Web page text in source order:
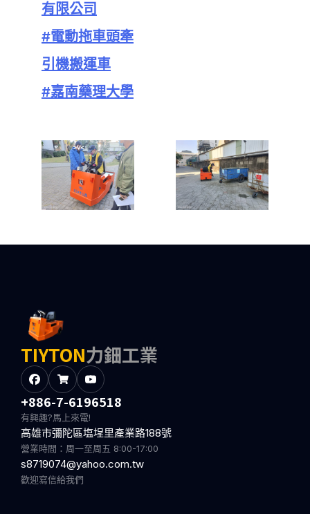
有限公司
#電動拖車頭牽
引機搬運車
#嘉南藥理大學
TIYTON力鈿工業
+886-7-6196518
有興趣?馬上來電!
高雄市彌陀區塩埕里產業路188號
營業時間：周一至周五 8:00-17:00
s8719074@yahoo.com.tw
歡迎寫信給我們